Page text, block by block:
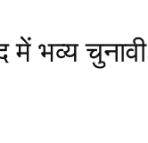
में भव्य चुनावी